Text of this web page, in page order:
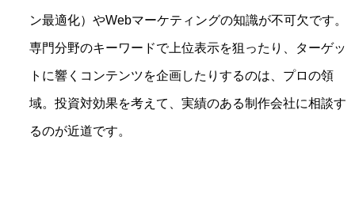
ン最適化）やWebマーケティングの知識が不可欠です。
専門分野のキーワードで上位表示を狙ったり、ターゲッ
トに響くコンテンツを企画したりするのは、プロの領
域。投資対効果を考えて、実績のある制作会社に相談す
るのが近道です。